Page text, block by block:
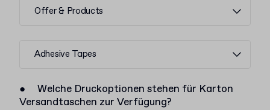
Offer & Products
Adhesive Tapes
●
Welche Druckoptionen stehen für Karton
Versandtaschen zur Verfügung?